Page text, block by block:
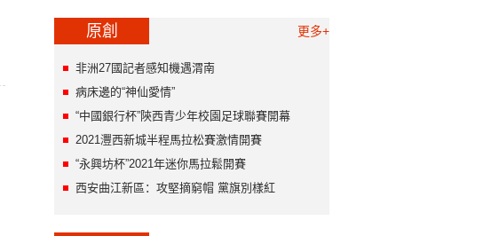
原創 更多+
非洲27國記者感知機遇渭南
病床邊的“神仙愛情”
“中國銀行杯”陝西青少年校園足球聯賽開幕
2021灃西新城半程馬拉松賽激情開賽
“永興坊杯”2021年迷你馬拉鬆開賽
西安曲江新區：攻堅摘窮帽 黨旗別樣紅